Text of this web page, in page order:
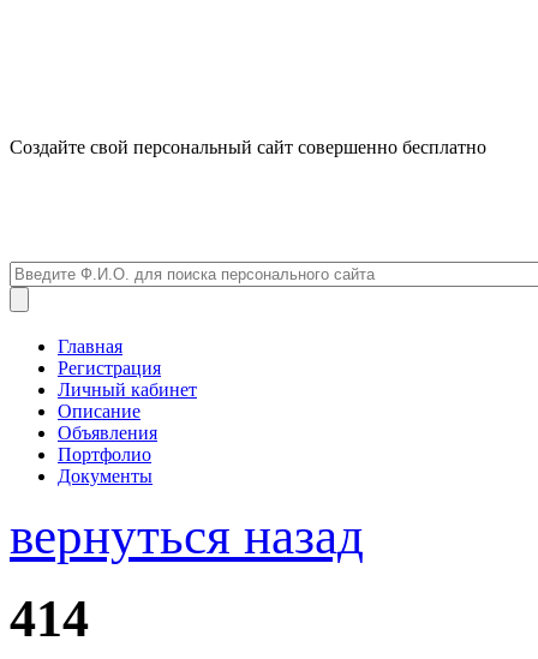
Создайте свой персональный сайт совершенно бесплатно
Главная
Регистрация
Личный кабинет
Описание
Объявления
Портфолио
Документы
вернуться назад
414